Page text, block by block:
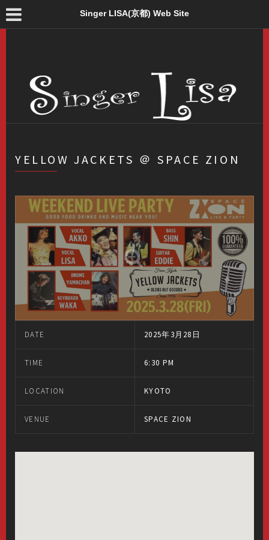
Singer LISA(京都) Web Site
YELLOW JACKETS ＠ SPACE ZION
DATE 2025年3月28日
TIME 6:30 PM
LOCATION KYOTO
VENUE SPACE ZION